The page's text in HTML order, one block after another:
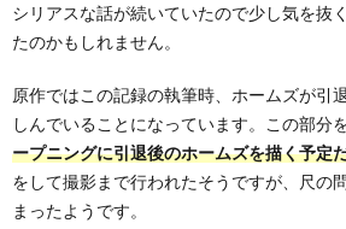
シリアスな話が続いていたので少し気を抜
たのかもしれません。
原作ではこの記録の執筆時、ホームズが引
しんでいることになっています。この部分
ープニングに引退後のホームズを描く予定
をして撮影まで行われたそうですが、尺の
まったようです。